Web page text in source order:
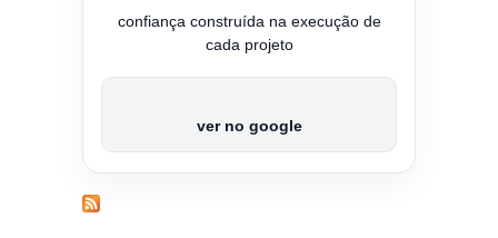
confiança construída na execução de
cada projeto
ver no google